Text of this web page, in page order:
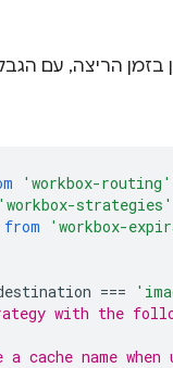
הריצה, עם
'workbox-routing'
'workbox-strategies'
from 'workbox-
===
with the
cache name